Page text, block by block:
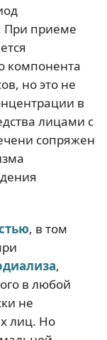
При приеме
компонента
но это не
в
лицами с
сопряжен
, в том
,
в любой
не
лиц. Но